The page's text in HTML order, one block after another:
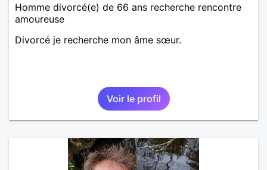
Homme divorcé(e) de 66 ans recherche rencontre
amoureuse
Divorcé je recherche mon âme sœur.
Voir le profil